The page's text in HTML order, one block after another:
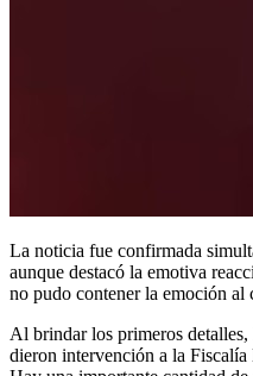
La noticia fue confirmada
aunque destacó la emotiva
no pudo contener la emoción
Al brindar los primeros
dieron intervención a la